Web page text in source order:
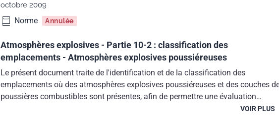
octobre 2009
Norme Annulée
Atmosphères explosives - Partie 10-2 : classification des
emplacements - Atmosphères explosives poussiéreuses
Le présent document traite de l'identification et de la classification des
emplacements où des atmosphères explosives poussiéreuses et des couches
poussières combustibles sont présentes, afin de permettre une évaluation
appropriée des sources d'inflammation à utiliser dans de tels emplacements.
VOIR PLUS